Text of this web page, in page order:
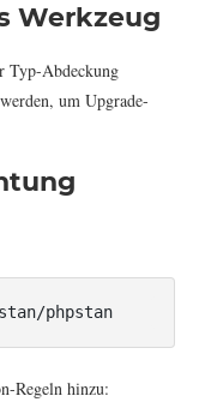
Werkzeug
Typ-Abdeckung
um Upgrade-
Regeln hinzu: